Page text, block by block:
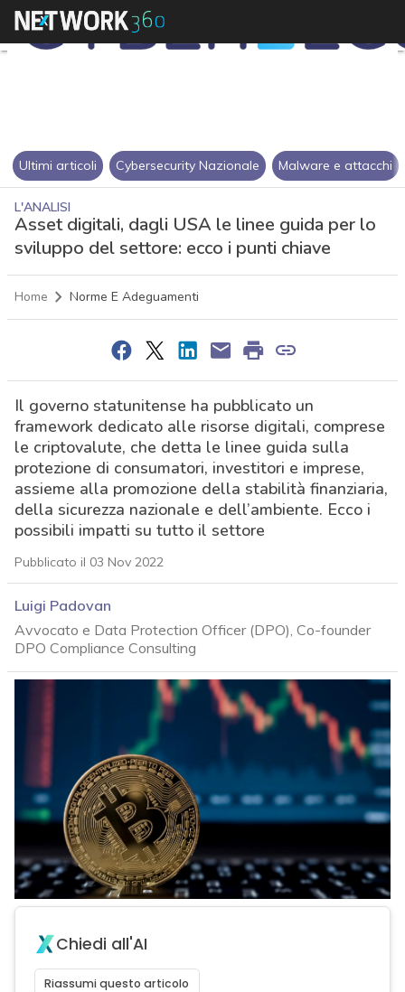
Ultimi articoli Cybersecurity Nazionale Malware e attacchi
L'ANALISI
Asset digitali, dagli USA le linee guida per lo
sviluppo del settore: ecco i punti chiave
Home Norme E Adeguamenti
Il governo statunitense ha pubblicato un
framework dedicato alle risorse digitali, comprese
le criptovalute, che detta le linee guida sulla
protezione di consumatori, investitori e imprese,
assieme alla promozione della stabilità finanziaria,
della sicurezza nazionale e dell’ambiente. Ecco i
possibili impatti su tutto il settore
Pubblicato il 03 Nov 2022
Luigi Padovan
Avvocato e Data Protection Officer (DPO), Co-founder
DPO Compliance Consulting
Chiedi all'AI
Riassumi questo articolo